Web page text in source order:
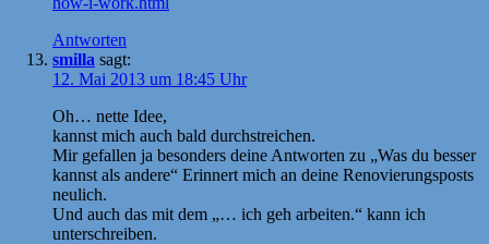
Antworten
smilla sagt:
12. Mai 2013 um 18:45 Uhr
Oh… nette Idee,
kannst mich auch bald durchstreichen.
Mir gefallen ja besonders deine Antworten zu „Was du besser
kannst als andere“ Erinnert mich an deine Renovierungsposts
neulich.
Und auch das mit dem „… ich geh arbeiten.“ kann ich
unterschreiben.